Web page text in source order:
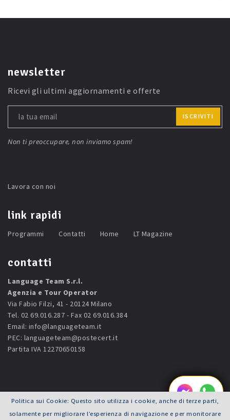
newsletter
Ricevi gli ultimi aggiornamenti e offerte
ISCRIVITI
Non ti preoccupare, non inviamo spam!
Lavora con noi
link rapidi
Programmi Contatti Home LT Magazine
contatti
Language Team S.r.l.
Agenzia e Tour Operator
Via Fabio Filzi, 41 - 20124 Milano
Tel. 02 69.016.287 - Fax 02 69.016.384
Email: info@languageteam.it
PEC: languageteam@postecert.it
Partita IVA 12270650158
© 2026 Language Team Srl - Powered by Joy ADV
Politica sui Cookie: Questo sito utilizza i cookie, anche di terze parti,
solamente per migliorare l’esperienza di navigazione e per monitorare